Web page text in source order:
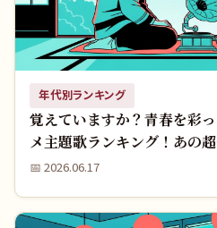
年代別ランキング
覚えていますか？青春を彩
メ主題歌ランキング！あの
📅 2026.06.17